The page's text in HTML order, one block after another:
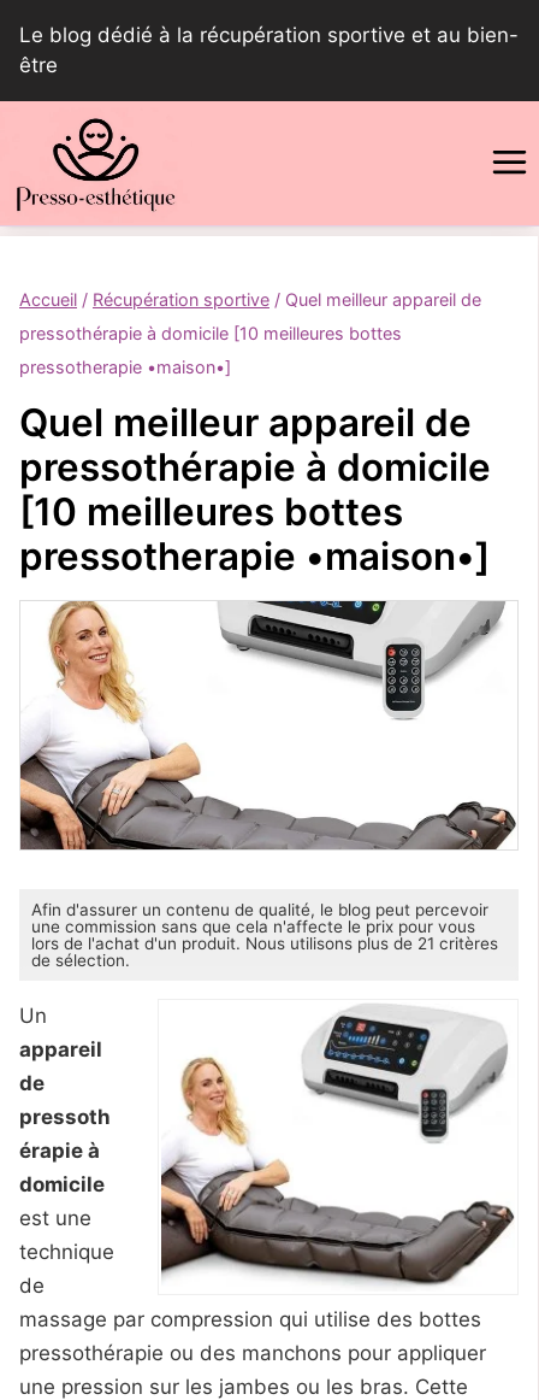
au
contenu
Le blog dédié à la récupération sportive et au bien-
être
Accueil / Récupération sportive / Quel meilleur appareil de
pressothérapie à domicile [10 meilleures bottes
pressotherapie •maison•]
Quel meilleur appareil de
pressothérapie à domicile
[10 meilleures bottes
pressotherapie •maison•]
Afin d'assurer un contenu de qualité, le blog peut percevoir
une commission sans que cela n'affecte le prix pour vous
lors de l'achat d'un produit. Nous utilisons plus de 21 critères
de sélection.
Un
appareil
de
pressoth
érapie à
domicile
est une
technique
de
massage par compression qui utilise des bottes
pressothérapie ou des manchons pour appliquer
une pression sur les jambes ou les bras. Cette